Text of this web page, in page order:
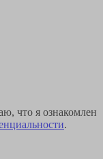
что я ознакомлен
.